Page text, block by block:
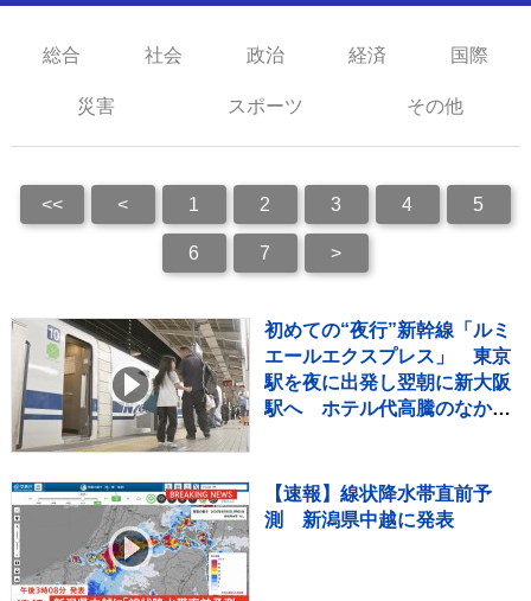
総合 社会 政治 経済 国際
災害 スポーツ その他
<< < 1 2 3 4 5
6 7 >
初めての“夜行”新幹線「ルミ
エールエクスプレス」 東京
駅を夜に出発し翌朝に新大阪
駅へ ホテル代高騰のなかレ
【速報】線状降水帯直前予
測 新潟県中越に発表